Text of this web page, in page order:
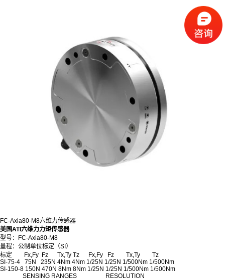
FC-Axia80-M8六维力传感器
美国ATI六维力力矩传感器
型号：FC-Axia80-M8
量程：公制单位标定（SI）
标定 Fx,Fy Fz Tx,Ty Tz Fx,Fy Fz Tx,Ty Tz
SI-75-4 75N 235N 4Nm 4Nm 1/25N 1/25N 1/500Nm 1/500Nm
SI-150-8 150N 470N 8Nm 8Nm 1/25N 1/25N 1/500Nm 1/500Nm
SENSING RANGES RESOLUTION